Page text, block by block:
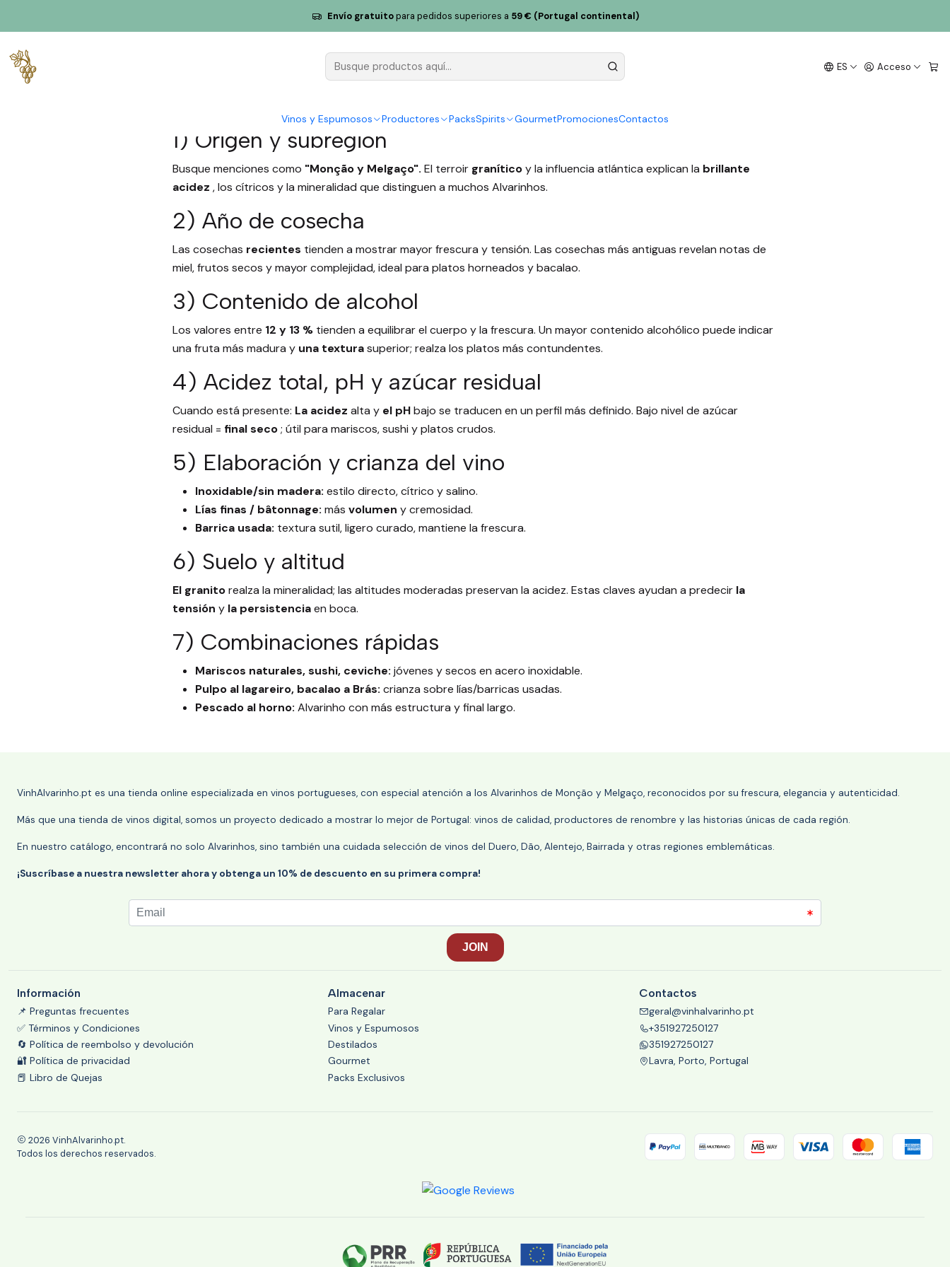
ES Acceso
Vinos y Espumosos Productores PacksSpirits GourmetPromocionesContactos
Envío gratuitopara pedidos superiores a 59 € (Portugal continental)
Cómo leer la etiqueta de Alvarinho
1) Origen y subregión
Busque menciones como "Monção y Melgaço". El terroir graníticoy la influencia atlántica explican la brillante
acidez , los cítricos y la mineralidad que distinguen a muchos Alvarinhos.
2) Año de cosecha
Las cosechas recientes tienden a mostrar mayor frescura y tensión. Las cosechas más antiguas revelan notas de
miel, frutos secos y mayor complejidad, ideal para platos horneados y bacalao.
3) Contenido de alcohol
Los valores entre 12 y 13 % tienden a equilibrar el cuerpo y la frescura. Un mayor contenido alcohólico puede indicar
una fruta más madura y una texturasuperior; realza los platos más contundentes.
4) Acidez total, pH y azúcar residual
Cuando está presente: La acidez alta y el pHbajo se traducen en un perfil más definido. Bajo nivel de azúcar
residual = final seco; útil para mariscos, sushi y platos crudos.
5) Elaboración y crianza del vino
Inoxidable/sin madera: estilo directo, cítrico y salino.
Lías finas / bâtonnage: más volumen y cremosidad.
Barrica usada: textura sutil, ligero curado, mantiene la frescura.
6) Suelo y altitud
El granitorealza la mineralidad; las altitudes moderadas preservan la acidez. Estas claves ayudan a predecir la
tensión y la persistenciaen boca.
7) Combinaciones rápidas
Mariscos naturales, sushi, ceviche: jóvenes y secos en acero inoxidable.
Pulpo al lagareiro, bacalao a Brás: crianza sobre lías/barricas usadas.
Pescado al horno: Alvarinho con más estructura y final largo.
VinhAlvarinho.pt es una tienda online especializada en vinos portugueses, con especial atención a los Alvarinhos de Monção y Melgaço, reconocidos por su frescura, elegancia y autenticidad.
Más que una tienda de vinos digital, somos un proyecto dedicado a mostrar lo mejor de Portugal: vinos de calidad, productores de renombre y las historias únicas de cada región.
En nuestro catálogo, encontrará no solo Alvarinhos, sino también una cuidada selección de vinos del Duero, Dão, Alentejo, Bairrada y otras regiones emblemáticas.
¡Suscríbase a nuestra newsletter ahora y obtenga un 10% de descuento en su primera compra!
Información
📌 Preguntas frecuentes
✅ Términos y Condiciones
🔄 Política de reembolso y devolución
🔐 Política de privacidad
📕 Libro de Quejas
Almacenar
Para Regalar
Vinos y Espumosos
Destilados
Gourmet
Packs Exclusivos
Contactos
geral@vinhalvarinho.pt
+351927250127
351927250127
Lavra, Porto, Portugal
2026 VinhAlvarinho.pt.
Todos los derechos reservados.